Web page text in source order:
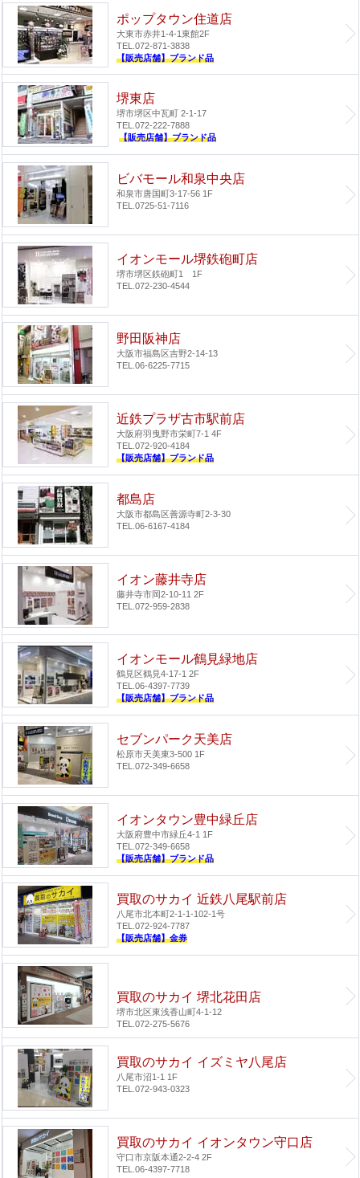
ポップタウン住道店
大東市赤井1-4-1東館2F
TEL.072-871-3838
【販売店舗】ブランド品
堺東店
堺市堺区中瓦町 2-1-17
TEL.072-222-7888
【販売店舗】ブランド品
ビバモール和泉中央店
和泉市唐国町3-17-56 1F
TEL.0725-51-7116
イオンモール堺鉄砲町店
堺市堺区鉄砲町1 1F
TEL.072-230-4544
野田阪神店
大阪市福島区吉野2-14-13
TEL.06-6225-7715
近鉄プラザ古市駅前店
大阪府羽曳野市栄町7-1 4F
TEL.072-920-4184
【販売店舗】ブランド品
都島店
大阪市都島区善源寺町2-3-30
TEL.06-6167-4184
イオン藤井寺店
藤井寺市岡2-10-11 2F
TEL.072-959-2838
イオンモール鶴見緑地店
鶴見区鶴見4-17-1 2F
TEL.06-4397-7739
【販売店舗】ブランド品
セブンパーク天美店
松原市天美東3-500 1F
TEL.072-349-6658
イオンタウン豊中緑丘店
大阪府豊中市緑丘4-1 1F
TEL.072-349-6658
【販売店舗】ブランド品
買取のサカイ 近鉄八尾駅前店
八尾市北本町2-1-1-102-1号
TEL.072-924-7787
【販売店舗】金券
買取のサカイ 堺北花田店
堺市北区東浅香山町4-1-12
TEL.072-275-5676
買取のサカイ イズミヤ八尾店
八尾市沼1-1 1F
TEL.072-943-0323
買取のサカイ イオンタウン守口店
守口市京阪本通2-2-4 2F
TEL.06-4397-7718